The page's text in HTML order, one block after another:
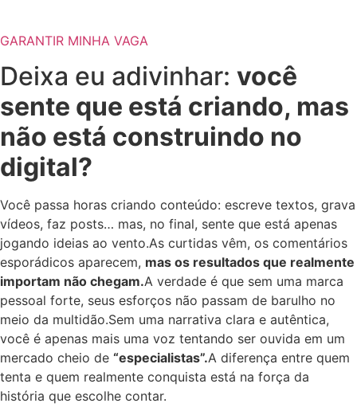
GARANTIR MINHA VAGA
Deixa eu adivinhar: você
sente que está criando, mas
não está construindo no
digital?
Você passa horas criando conteúdo: escreve textos, grava
vídeos, faz posts… mas, no final, sente que está apenas
jogando ideias ao vento.As curtidas vêm, os comentários
esporádicos aparecem, mas os resultados que realmente
importam não chegam.A verdade é que sem uma marca
pessoal forte, seus esforços não passam de barulho no
meio da multidão.Sem uma narrativa clara e autêntica,
você é apenas mais uma voz tentando ser ouvida em um
mercado cheio de “especialistas”.A diferença entre quem
tenta e quem realmente conquista está na força da
história que escolhe contar.